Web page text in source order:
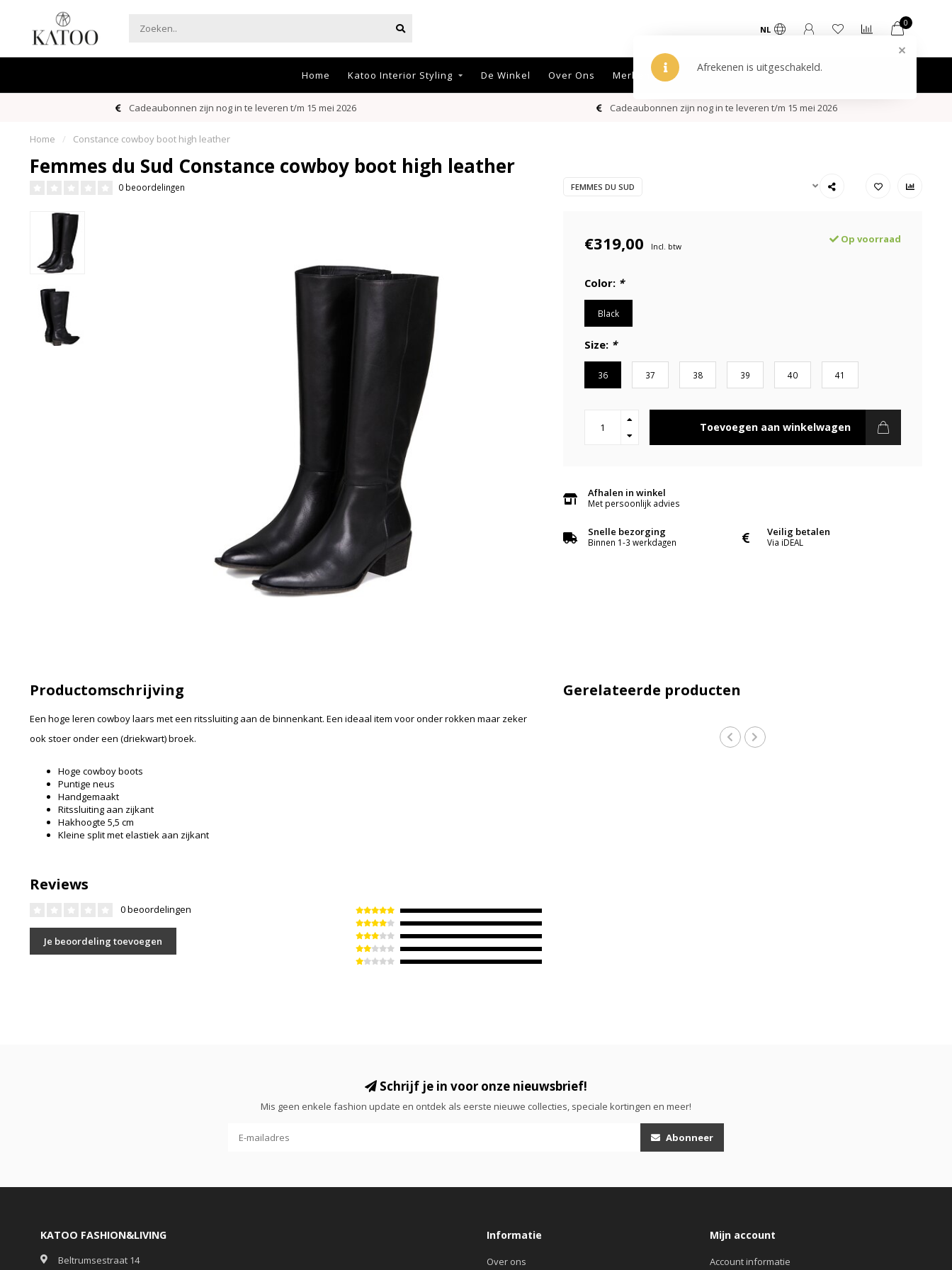
NL
0
Home Katoo Interior Styling De Winkel Over Ons Merken
Cadeaubonnen zijn nog in te leveren t/m 15 mei 2026 Cadeaubonnen zijn nog in te leveren t/m 15 mei 2026
Home / Constance cowboy boot high leather
Femmes du Sud Constance cowboy boot high leather
0 beoordelingen FEMMES DU SUD
€319,00 Incl. btw
Op voorraad
Color: *
Black
Size: *
36 37 38 39 40 41
Toevoegen aan winkelwagen
Afhalen in winkel
Met persoonlijk advies
Snelle bezorging
Binnen 1-3 werkdagen
Veilig betalen
Via iDEAL
Productomschrijving
Een hoge leren cowboy laars met een ritssluiting aan de binnenkant. Een ideaal item voor onder rokken maar zeker
ook stoer onder een (driekwart) broek.
Hoge cowboy boots
Puntige neus
Handgemaakt
Ritssluiting aan zijkant
Hakhoogte 5,5 cm
Kleine split met elastiek aan zijkant
Reviews
0 beoordelingen
Je beoordeling toevoegen
Gerelateerde producten
Schrijf je in voor onze nieuwsbrief!
Mis geen enkele fashion update en ontdek als eerste nieuwe collecties, speciale kortingen en meer!
Abonneer
KATOO FASHION&LIVING
Beltrumsestraat 14
Informatie
Over ons
Mijn account
Account informatie